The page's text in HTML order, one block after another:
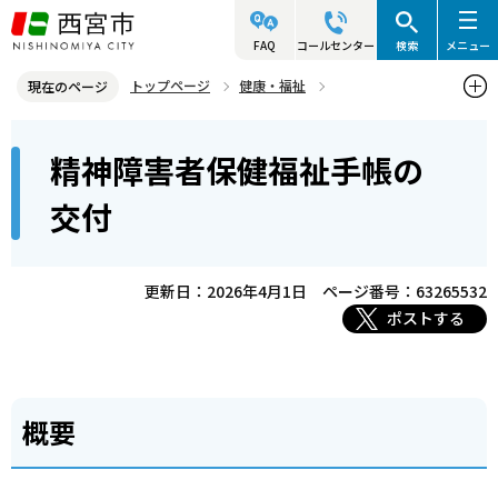
こ
の
ジ
頭
FAQ コールセンター 検索 メニュー
現在のページ トップページ
健康・福祉
精神障害者保健福祉手帳の交付
精神障害者保健福祉手帳の
交付
更新日：2026年4月1日
ページ番号：63265532
ポストする
概要